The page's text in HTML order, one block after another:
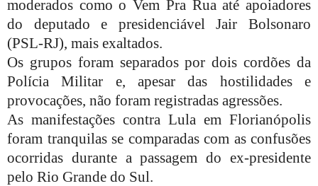
moderados como o Vem Pra Rua até apoiadores
do deputado e presidenciável Jair Bolsonaro
(PSL-RJ), mais exaltados.
Os grupos foram separados por dois cordões da
Polícia Militar e, apesar das hostilidades e
provocações, não foram registradas agressões.
As manifestações contra Lula em Florianópolis
foram tranquilas se comparadas com as confusões
ocorridas durante a passagem do ex-presidente
pelo Rio Grande do Sul.